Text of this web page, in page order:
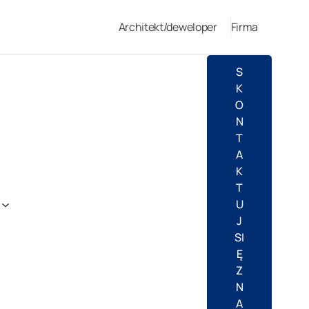
Architekt/deweloper Firma
S
K
O
N
T
A
K
T
U
J
SI
Ę
Z
N
A